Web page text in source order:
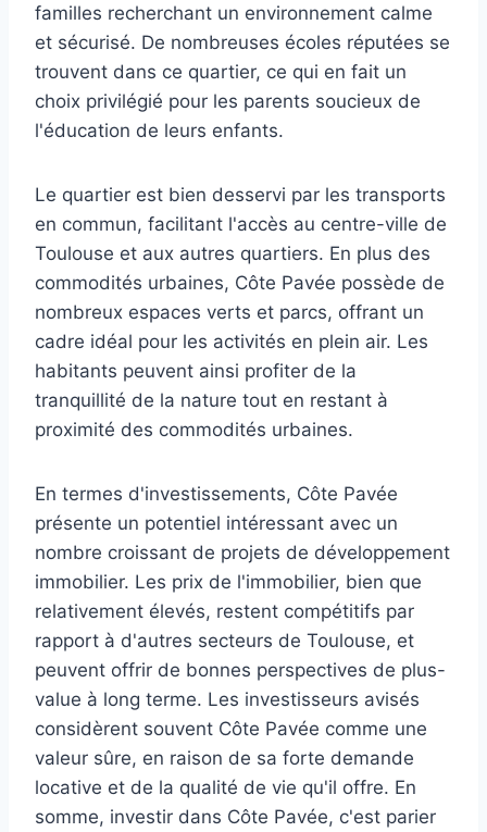
familles recherchant un environnement calme
et sécurisé. De nombreuses écoles réputées se
trouvent dans ce quartier, ce qui en fait un
choix privilégié pour les parents soucieux de
l'éducation de leurs enfants.
Le quartier est bien desservi par les transports
en commun, facilitant l'accès au centre-ville de
Toulouse et aux autres quartiers. En plus des
commodités urbaines, Côte Pavée possède de
nombreux espaces verts et parcs, offrant un
cadre idéal pour les activités en plein air. Les
habitants peuvent ainsi profiter de la
tranquillité de la nature tout en restant à
proximité des commodités urbaines.
En termes d'investissements, Côte Pavée
présente un potentiel intéressant avec un
nombre croissant de projets de développement
immobilier. Les prix de l'immobilier, bien que
relativement élevés, restent compétitifs par
rapport à d'autres secteurs de Toulouse, et
peuvent offrir de bonnes perspectives de plus-
value à long terme. Les investisseurs avisés
considèrent souvent Côte Pavée comme une
valeur sûre, en raison de sa forte demande
locative et de la qualité de vie qu'il offre. En
somme, investir dans Côte Pavée, c'est parier